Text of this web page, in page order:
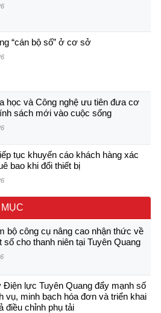
“cán bộ số” ở cơ sở
học và Công nghệ ưu tiên đưa cơ
sách mới vào cuộc sống
tục khuyến cáo khách hàng xác
bao khi đổi thiết bị
bộ công cụ nâng cao nhận thức về
số cho thanh niên tại Tuyên Quang
Điện lực Tuyên Quang đẩy mạnh số
vụ, minh bạch hóa đơn và triển khai
điều chỉnh phụ tải